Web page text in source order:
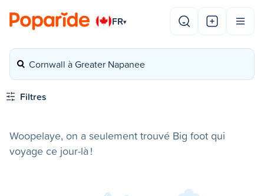
FR▾
Cornwall à Greater Napanee
Filtres
Woopelaye, on a seulement trouvé Big foot qui
voyage ce jour-là !